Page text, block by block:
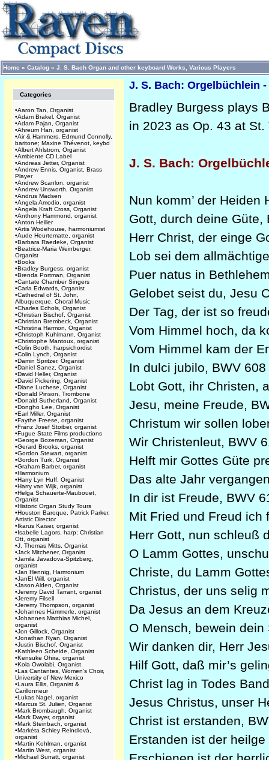
Home » Catalog » J. S. Bach Organ and other keyboard Works, Various Players
Categories
•Aaron Tan, Organist
•Adam Brakel, Organist
•Adam Pajan, Organist
•Ahreum Han, organist
•Air & Hammers, Edmund Connolly,
baritone; Maxine Thévenot, keybd
•Albert Ahlstrom, Organist
•Ambiente CD Label
•Andreas Jetter, Organist
•Andrew Ennis, Organist, Brass
Player
•Andrew Scanlon, organist
•Andrew Unsworth, Organist
•Andrus Madsen
•Angela Amodio, organist
•Angela Kraft Cross, Organist
•Anthony Hammond, organist
•Anton Heiller
•Artis Wodehouse, harmoniumist
•Aude Heurtematte, organist
•Barbara Raedeke, Organist
•Beatrice-Maria Weinberger,
Organist
•Books
•Bradley Burgess, organist
•Brenda Portman, Organist
•Cantate Chamber Singers
•Carla Edwards, Organist
•Cathedral of St. John,
Albuquerque, Choral Music
•Charles Echols, Organist
•Christian Bischof, Organist
•Christian Brembeck, Organist
•Christina Harmon, Organist
•Christoph Kuhlmann, Organist
•Christophe Mantoux, organist
•Colin Booth, harpsichordist
•Colin Lynch, Organist
•Damin Spritzer, Organist
•Daniel Sanez, Organist
•David Heller, Organist
•David Pickering, Organist
•Diane Luchese, Organist
•Donald Pinson, Trombone
•Donald Sutherland, Organist
•Dongho Lee, Organist
•Earl Miller, Organist
•Faythe Freese, organist
•Franz Josef Stoiber, organist
•Fugue State Films productions
•George Bozeman, Organist
•Gerard Brooks, organist
•Gordon Stewart, organist
•Gordon Turk, Organist
•Graham Barber, organist
•Harmonium
•Harry Lyn Huff, Organist
•Harry van Wijk, organist
•Helga Schauerte-Maubouet,
Organist
•Historic Organ Study Tours
•Houston Baroque, Patrick Parker,
Artistic Director
•Ikarus Kaiser, organist
•Isabelle Lagors, harp; Christian
Ott, organist
•J. Thomas Mitts, Organist
•Jack Mitchener, Organist
•Jamila Javadova-Spitzberg,
organist
•Jan Hennig, Harmonium
•JanEl Will, organist
•Jason Alden, Organist
•Jeremy David Tarrant, organist
•Jeremy Filsell
•Jeremy Thompson, organist
•Johannes Hämmerle, organist
•Johannes Matthias Michel,
organist
•Jon Gillock, Organist
•Jonathan Ryan, Organist
•Justin Bischof, Organist
•Kathleen Scheide, Organist
•Kensuke Ohira, organist
•Kola Owolabi, Organist
•Las Cantantes, Women's Choir,
University of New Mexico
•Laura Ellis, Organist &
Carillonneur
•Lukas Nagel, organist
•Marcus St. Julien, Organist
•Mark Brombaugh, Organist
•Mark Dwyer, organist
•Mark Steinbach, organist
•Markéta Schley Reindlová,
organist
•Martin Kohlman, organist
•Martin West, organist
•Michael Surratt, organist
J. S. Bach: Orgelbüchlein -
Bradley Burgess plays
in 2023 as Op. 43 at
J. S. Bach:
Nun komm’ der
Gott, durch deine
Herr Christ, der einge
Lob sei dem
Puer natus in
Gelobet seist du, Jesu
Der Tag, der ist so
Vom Himmel hoch, da
Vom Himmel kam der
In dulci jubilo, BWV
Lobt Gott, ihr
Jesu, meine Freude,
Christum wir sollen
Wir Christenleut, BWV
Helft mir Gottes Güte
Das alte Jahr
In dir ist Freude, BWV
Mit Fried und Freud
Herr Gott, nun
O Lamm Gottes,
Christe, du Lamm
Christus, der uns selig
Da Jesus an dem
O Mensch, bewein
Wir danken dir, Herr
Hilf Gott, daß mir’s
Christ lag in Todes
Jesus Christus, unser
Christ ist erstanden,
Erstanden ist der